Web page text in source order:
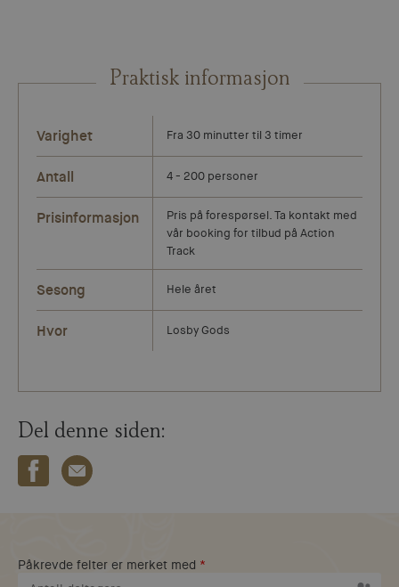
Praktisk informasjon
Varighet Fra 30 minutter til 3 timer
Antall 4 - 200 personer
Prisinformasjon
Pris på forespørsel. Ta kontakt med
vår booking for tilbud på Action
Track
Sesong Hele året
Hvor Losby Gods
Del denne siden:
Påkrevde felter er merket med *